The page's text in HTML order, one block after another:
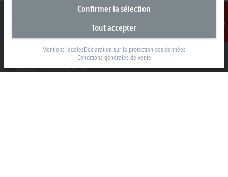
Contact
Siège social France
Beckhoff Automation Sarl
Confirmer la sélection
Tout accepter
Mentions légalesDéclaration sur la protection des données
Conditions générales de vente